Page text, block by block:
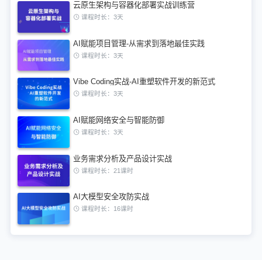
云原生架构与容器化部署实战训练营
课程时长：3天
AI赋能项目管理-从需求到落地最佳实践
课程时长：3天
Vibe Coding实战-AI重塑软件开发的新范式
课程时长：3天
AI赋能网络安全与智能防御
课程时长：3天
业务需求分析及产品设计实战
课程时长：21课时
AI大模型安全攻防实战
课程时长：16课时